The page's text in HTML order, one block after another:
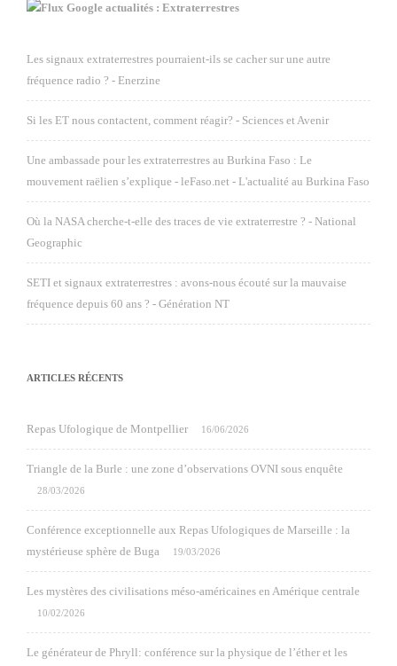
Google actualités : Extraterrestres
Les signaux extraterrestres pourraient-ils se cacher sur une autre
fréquence radio ? - Enerzine
Si les ET nous contactent, comment réagir? - Sciences et Avenir
Une ambassade pour les extraterrestres au Burkina Faso : Le
mouvement raëlien s’explique - leFaso.net - L'actualité au Burkina Faso
Où la NASA cherche-t-elle des traces de vie extraterrestre ? - National
Geographic
SETI et signaux extraterrestres : avons-nous écouté sur la mauvaise
fréquence depuis 60 ans ? - Génération NT
ARTICLES RÉCENTS
Repas Ufologique de Montpellier 16/06/2026
Triangle de la Burle : une zone d’observations OVNI sous enquête
28/03/2026
Conférence exceptionnelle aux Repas Ufologiques de Marseille : la
mystérieuse sphère de Buga
19/03/2026
Les mystères des civilisations méso-américaines en Amérique centrale
10/02/2026
Le générateur de Phryll: conférence sur la physique de l’éther et les